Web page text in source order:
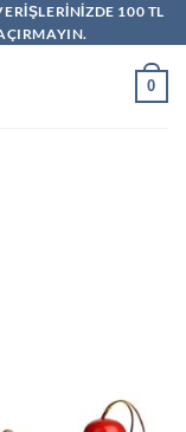
100 TL
0